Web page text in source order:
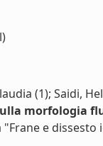
(1); Saidi,
morfologia
e